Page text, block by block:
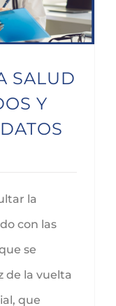
SALUD
Y
la
con las
se
de la vuelta
que